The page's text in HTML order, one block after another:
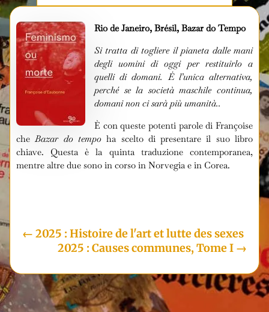
Rio de Janeiro, Brésil,Bazar do Tempo
Si tratta di togliere il pianeta dalle mani
degli uomini di oggi per restituirlo a
quelli di domani. È l’unica alternativa,
perché se la società maschile continua,
domani non ci sarà più umanità..
È con queste potenti parole di Françoise
che Bazar do tempoha scelto di presentare il suo libro
chiave. Questa è la quinta traduzione contemporanea,
mentre altre due sono in corso in Norvegia e in Corea.
← 2025 : Histoire de l'art et lutte des sexes
2025 : Causes communes, Tome I →